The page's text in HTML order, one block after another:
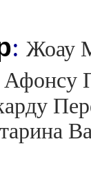
: Жоау
Афонсу